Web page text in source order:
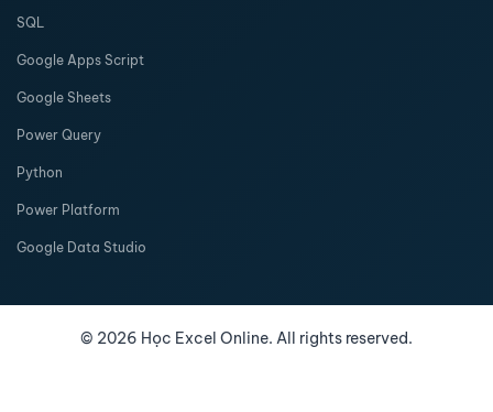
SQL
Google Apps Script
Google Sheets
Power Query
Python
Power Platform
Google Data Studio
© 2026 Học Excel Online. All rights reserved.